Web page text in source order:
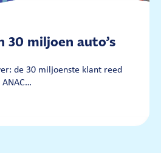
30 miljoen auto’s
de 30 miljoenste klant reed